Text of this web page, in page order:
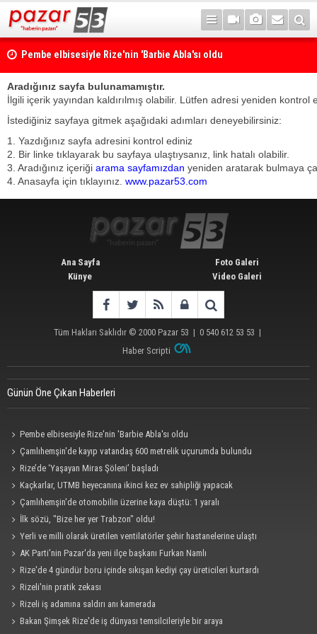
Pembe elbisesiyle Rize'nin 'Barbie Abla'sı oldu
Aradığınız sayfa bulunamamıştır.
İlgili içerik yayından kaldırılmış olabilir. Lütfen adresi yeniden kontrol
İstediğiniz sayfaya gitmek aşağıdaki adımları deneyebilirsiniz:
1. Yazdığınız sayfa adresini kontrol ediniz
2. Bir linke tıklayarak bu sayfaya ulaştıysanız, link hatalı olabilir.
3. Aradığınız içeriği arama sayfamızdan yeniden aratarak bulmaya
4. Anasayfa için tıklayınız. www.pazar53.com
Ana Sayfa
Künye
Foto Galeri
Video Galeri
Tüm Hakları Saklıdır © 2000 Pazar 53 | 0 540 612 53 53 |
Haber Scripti
Günün Öne Çıkan Haberleri
Pembe elbisesiyle Rize'nin 'Barbie Abla'sı oldu
Çamlıhemşin'de kayıp vatandaş 600 metrelik uçurumda bulundu
Rize’de ‘Yaşayan Miras Şöleni’ başladı
Kaçkarlar, UTMB heyecanına ikinci kez ev sahipliği yapacak
Çamlıhemşin'de otomobilin üzerine kaya düştü: 1 yaralı
İlk sözü, "Bize her yer Trabzon" oldu!
Yerli ve milli olarak üretilen ventilatörler şehir hastanelerine ulaştı
AK Parti'nin Pazar'da yeni ilçe başkanı Furkan Namlı
Rize'de 4 gündür boru içinde sıkışan kediyi çay üreticileri kurtardı
Rizeli'nin pratik zekası
Rizeli iş adamına saldırı anı kamerada
Bakan Şimşek Rize'de iş dünyası temsilcileriyle bir araya